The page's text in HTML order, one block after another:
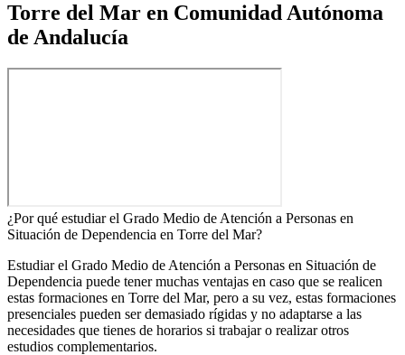
Torre del Mar en Comunidad Autónoma
de Andalucía
¿Por qué estudiar el Grado Medio de Atención a Personas en
Situación de Dependencia en Torre del Mar?
Estudiar el Grado Medio de Atención a Personas en Situación de
Dependencia puede tener muchas ventajas en caso que se realicen
estas formaciones en Torre del Mar, pero a su vez, estas formaciones
presenciales pueden ser demasiado rígidas y no adaptarse a las
necesidades que tienes de horarios si trabajar o realizar otros
estudios complementarios.